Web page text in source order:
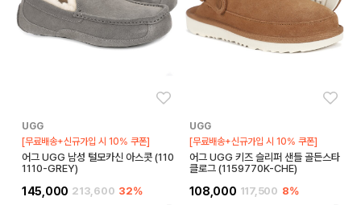
UGG
[무료배송+신규가입 시 10% 쿠폰]
어그 UGG 남성 털모카신 아스콧 (110
1110-GREY)
145,000 213,600 32%
UGG
[무료배송+신규가입 시 10% 쿠폰]
어그 UGG 키즈 슬리퍼 샌들 골든스타
클로그 (1159770K-CHE)
108,000 117,500 8%